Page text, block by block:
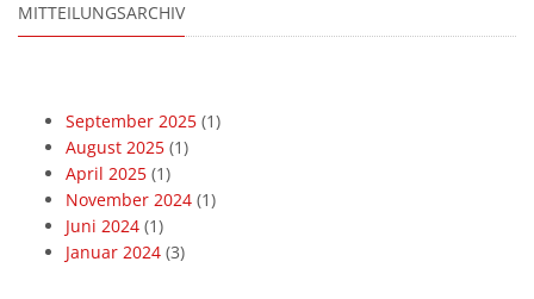
MITTEILUNGSARCHIV
September 2025 (1)
August 2025 (1)
April 2025 (1)
November 2024 (1)
Juni 2024 (1)
Januar 2024 (3)